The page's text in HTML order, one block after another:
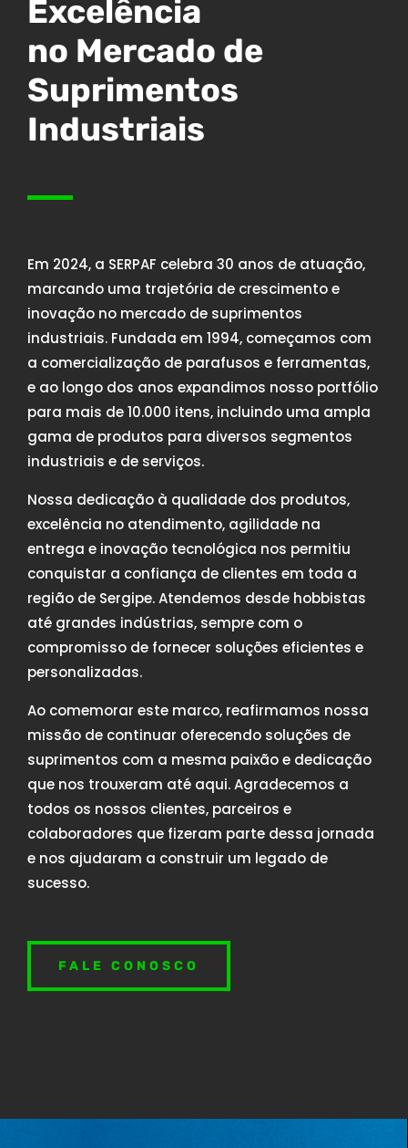
Excelência
no Mercado de
Suprimentos
Industriais
Em 2024, a SERPAF celebra 30 anos de atuação,
marcando uma trajetória de crescimento e
inovação no mercado de suprimentos
industriais. Fundada em 1994, começamos com
a comercialização de parafusos e ferramentas,
e ao longo dos anos expandimos nosso portfólio
para mais de 10.000 itens, incluindo uma ampla
gama de produtos para diversos segmentos
industriais e de serviços.
Nossa dedicação à qualidade dos produtos,
excelência no atendimento, agilidade na
entrega e inovação tecnológica nos permitiu
conquistar a confiança de clientes em toda a
região de Sergipe. Atendemos desde hobbistas
até grandes indústrias, sempre com o
compromisso de fornecer soluções eficientes e
personalizadas.
Ao comemorar este marco, reafirmamos nossa
missão de continuar oferecendo soluções de
suprimentos com a mesma paixão e dedicação
que nos trouxeram até aqui. Agradecemos a
todos os nossos clientes, parceiros e
colaboradores que fizeram parte dessa jornada
e nos ajudaram a construir um legado de
sucesso.
FALE CONOSCO